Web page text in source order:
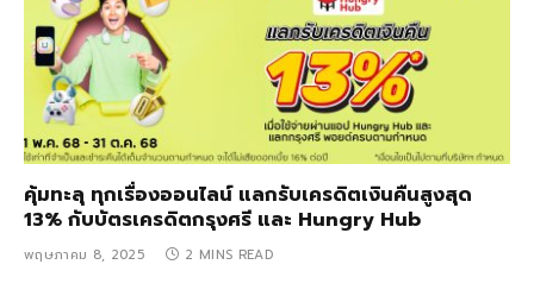
คุ้มทะลุ ทุกเรื่องออนไลน์ แลกรับเครดิตเงินคืนสูงสุด
13% กับบัตรเครดิตกรุงศรี และ Hungry Hub
พฤษภาคม 8, 2025 2 MINS READ